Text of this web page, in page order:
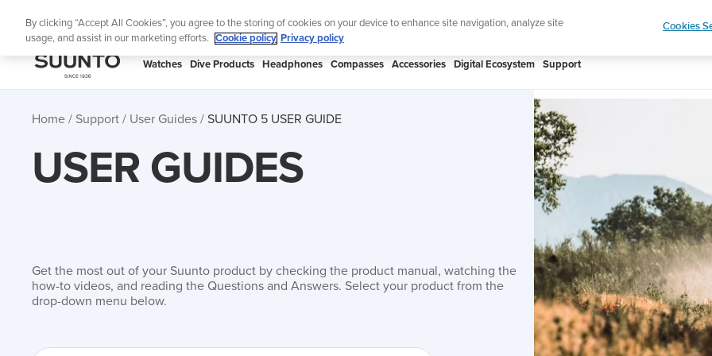
Lightweight sports watch designed for runners Shop
SUUNTO
Watches Dive Products Headphones Compasses Accessories Digital Ecosystem Support
Home Support User Guides SUUNTO 5 USER GUIDE
USER GUIDES
Get the most out of your Suunto product by checking the product manual, watching the
how-to videos, and reading the Questions and Answers. Select your product from the
drop-down menu below.
By clicking “Accept All Cookies”, you agree to the storing of cookies on your device to enhance site navigation, analyze site
usage, and assist in our marketing efforts.
Cookie policy Privacy policy
Cookies